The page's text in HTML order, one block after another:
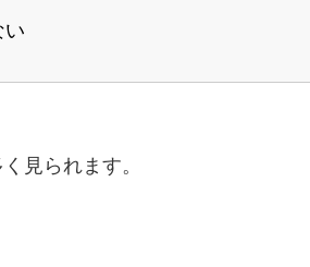
い
見られます。